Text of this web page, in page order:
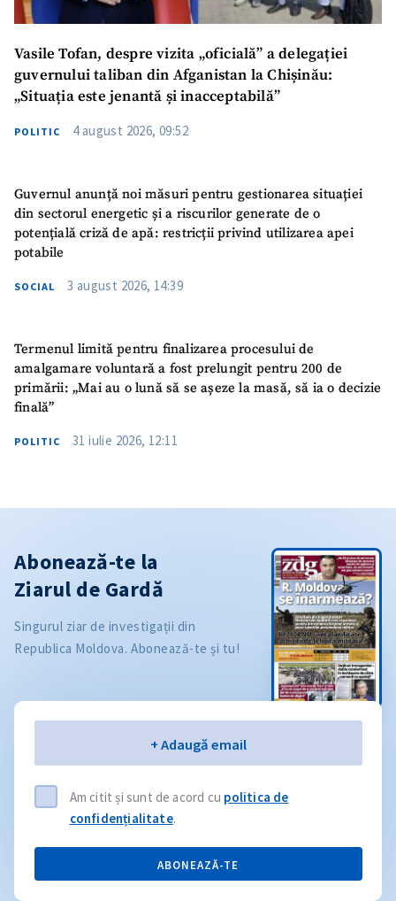
Vasile Tofan, despre vizita „oficială” a delegației
guvernului taliban din Afganistan la Chișinău:
„Situația este jenantă și inacceptabilă”
POLITIC 4 august 2026, 09:52
Guvernul anunță noi măsuri pentru gestionarea situației
din sectorul energetic și a riscurilor generate de o
potențială criză de apă: restricții privind utilizarea apei
potabile
SOCIAL 3 august 2026, 14:39
Termenul limită pentru finalizarea procesului de
amalgamare voluntară a fost prelungit pentru 200 de
primării: „Mai au o lună să se așeze la masă, să ia o decizie
finală”
POLITIC 31 iulie 2026, 12:11
Abonează-te la
Ziarul de Gardă
Singurul ziar de investigații din
Republica Moldova. Abonează-te și tu!
+ Adaugă email
Am citit și sunt de acord cu politica de
confidențialitate.
ABONEAZĂ-TE